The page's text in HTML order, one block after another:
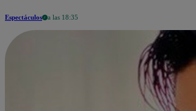
Espectáculos a las 18:35